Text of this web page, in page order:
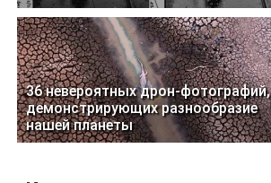
36 невероятных дрон-фотографий,
демонстрирующих разнообразие
нашей планеты